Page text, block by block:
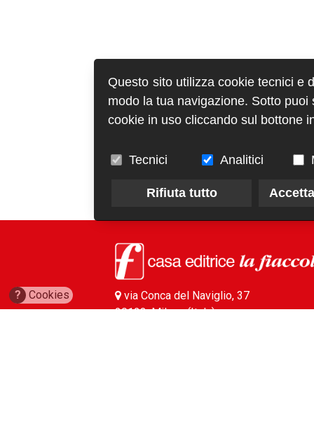
via Conca del Naviglio, 37
20123, Milano (Italy)
? Cookies
Questo sito utilizza cookie tecnici e
modo la tua navigazione. Sotto
cookie in uso cliccando sul bottone
Tecnici Analitici
Rifiuta tutto